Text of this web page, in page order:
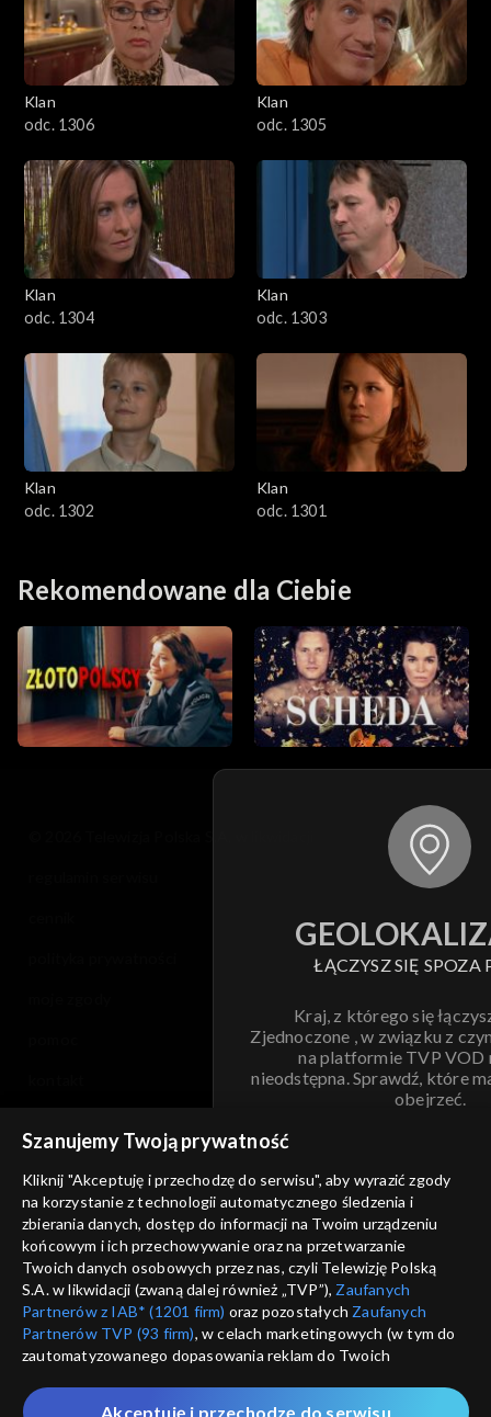
Klan
odc. 1306
Klan
odc. 1305
Klan
odc. 1304
Klan
odc. 1303
Klan
odc. 1302
Klan
odc. 1301
Rekomendowane dla Ciebie
ŁĄCZYSZ SIĘ SPOZA
Kraj, z którego się
Zjednoczone , w związku z
na platformie TVP VOD
nieodstępna. Sprawdź, które
obejrzeć.
ANULUJ
informacje o dostawcy usług
Szanujemy Twoją prywatność
Kliknij "Akceptuję i przechodzę do serwisu", aby wyrazić zgody
na korzystanie z technologii automatycznego śledzenia i
zbierania danych, dostęp do informacji na Twoim urządzeniu
końcowym i ich przechowywanie oraz na przetwarzanie
Twoich danych osobowych przez nas, czyli Telewizję Polską
S.A. w likwidacji (zwaną dalej również „TVP”), Zaufanych
Partnerów z IAB* (1201 firm) oraz pozostałych Zaufanych
Partnerów TVP (93 firm), w celach marketingowych (w tym do
zautomatyzowanego dopasowania reklam do Twoich
które wskazujemy poniżej, a także zgody na udostępnianie
Akceptuję i przechodzę do serwisu